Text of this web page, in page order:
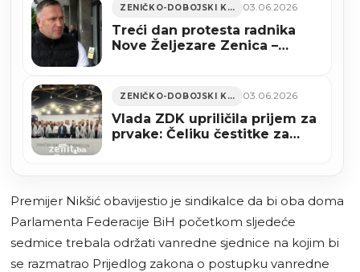
ZENIČKO-DOBOJSKI KANTON 03.06.2026
Treći dan protesta radnika
Nove Željezare Zenica –
ZENIČKO-DOBOJSKI KANTON 03.06.2026
Vlada ZDK upriličila prijem za
prvake: Čeliku čestitke za
Premijer Nikšić obavijestio je sindikalce da bi oba doma
Parlamenta Federacije BiH početkom sljedeće
sedmice trebala održati vanredne sjednice na kojim bi
se razmatrao Prijedlog zakona o postupku vanredne